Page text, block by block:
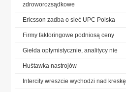
zdroworozsądkowe
Ericsson zadba o sieć UPC Polska
Firmy faktoringowe podniosą ceny
Giełda optymistycznie, analitycy nie
Huśtawka nastrojów
Intercity wreszcie wychodzi nad kreskę